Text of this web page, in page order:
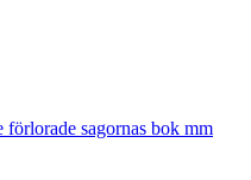
sagornas bok mm